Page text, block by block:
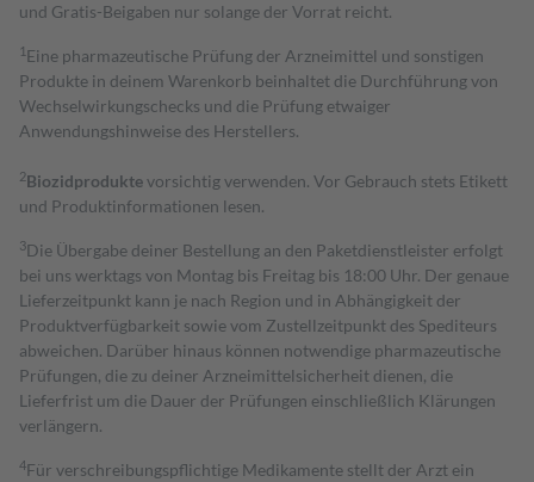
und Gratis-Beigaben nur solange der Vorrat reicht.
1 Eine pharmazeutische Prüfung der Arzneimittel und sonstigen
Produkte in deinem Warenkorb beinhaltet die Durchführung von
Wechselwirkungschecks und die Prüfung etwaiger
Anwendungshinweise des Herstellers.
2Biozidproduktevorsichtig verwenden. Vor Gebrauch stets Etikett
und Produktinformationen lesen.
3Die Übergabe deiner Bestellung an den Paketdienstleister erfolgt
bei uns werktags von Montag bis Freitag bis 18:00 Uhr. Der genaue
Lieferzeitpunkt kann je nach Region und in Abhängigkeit der
Produktverfügbarkeit sowie vom Zustellzeitpunkt des Spediteurs
abweichen. Darüber hinaus können notwendige pharmazeutische
Prüfungen, die zu deiner Arzneimittelsicherheit dienen, die
Lieferfrist um die Dauer der Prüfungen einschließlich Klärungen
verlängern.
4Für verschreibungspflichtige Medikamente stellt der Arzt ein